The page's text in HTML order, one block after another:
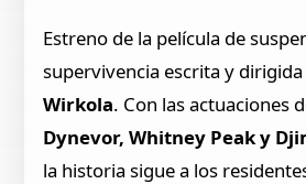
Estreno de la película de
supervivencia escrita y
Wirkola. Con las actuaciones
Dynevor, Whitney Peak y
la historia sigue a los